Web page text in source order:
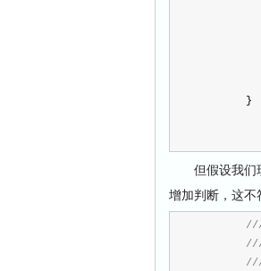
        }
但假设我们现
增加判断，这不